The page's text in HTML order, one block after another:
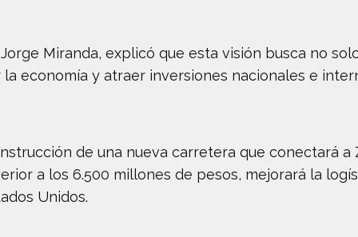
Miranda, explicó que esta visión busca no
economía y atraer inversiones nacionales e
de una nueva carretera que conectará
a los 6.500 millones de pesos, mejorará la
Unidos.